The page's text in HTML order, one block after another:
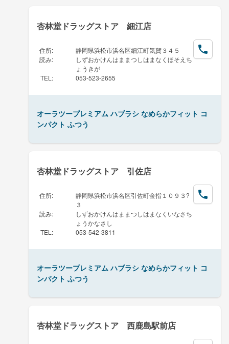
杏林堂ドラッグストア 細江店
住所:
静岡県浜松市浜名区細江町気賀３４５
読み:
しずおかけんはままつしはまなくほそえち
ょうきが
TEL : 053-523-2655
オーラツープレミアム ハブラシ なめらかフィット コ
ンパクト ふつう
杏林堂ドラッグストア 引佐店
住所:
静岡県浜松市浜名区引佐町金指１０９３?
３
読み:
しずおかけんはままつしはまなくいなさち
ょうかなさし
TEL : 053-542-3811
オーラツープレミアム ハブラシ なめらかフィット コ
ンパクト ふつう
杏林堂ドラッグストア 西鹿島駅前店